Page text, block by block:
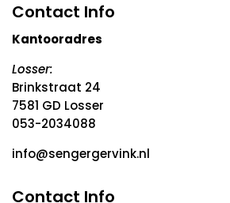
Contact Info
Kantooradres
Losser:
Brinkstraat 24
7581 GD Losser
053-2034088
info@sengergervink.nl
Contact Info